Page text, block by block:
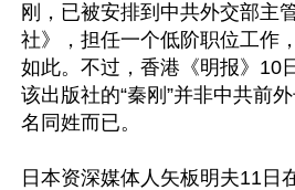
刚，已被安排到中共外交部主
社》，担任一个低阶职位工作
如此。不过，香港《明报》10
该出版社的“秦刚”并非中共前
名同姓而已。
日本资深媒体人矢板明夫11日